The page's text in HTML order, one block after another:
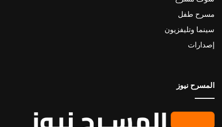
مسرح طفل
سينما وتليفزيون
إصدارات
المسرح نيوز